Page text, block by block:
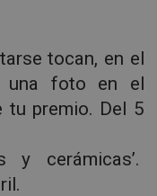
tocan, en el
una foto en el
tu premio. Del 5
y cerámicas’.